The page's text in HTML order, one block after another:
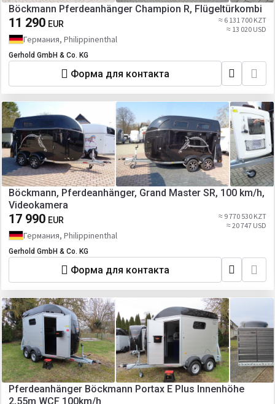
Böckmann Pferdeanhänger Champion R, Flügeltürkombi
11 290 EUR
≈ 6 131 700 KZT
≈ 13 020 USD
Германия, Philippinenthal
Gerhold GmbH & Co. KG
Форма для контакта
Böckmann, Pferdeanhänger, Grand Master SR, 100 km/h,
Videokamera
17 990 EUR
≈ 9 770 530 KZT
≈ 20 747 USD
Германия, Philippinenthal
Gerhold GmbH & Co. KG
Форма для контакта
Pferdeanhänger Böckmann Portax E Plus Innenhöhe
2,55m WCF 100km/h